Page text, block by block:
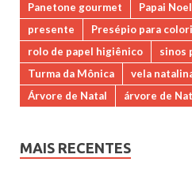
Panetone gourmet
Papai
presente
Presépio para
rolo de papel higiênico
sinos
Turma da Mônica
vela
Árvore de Natal
árvore de
MAIS RECENTES